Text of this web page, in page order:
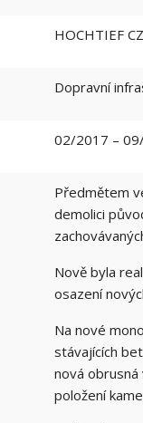
HOCHTIEF
Dopravní
02/2017 –
Předmětem
demolici
Nově byla
osazení
Na nové
stávajících
nová
položení